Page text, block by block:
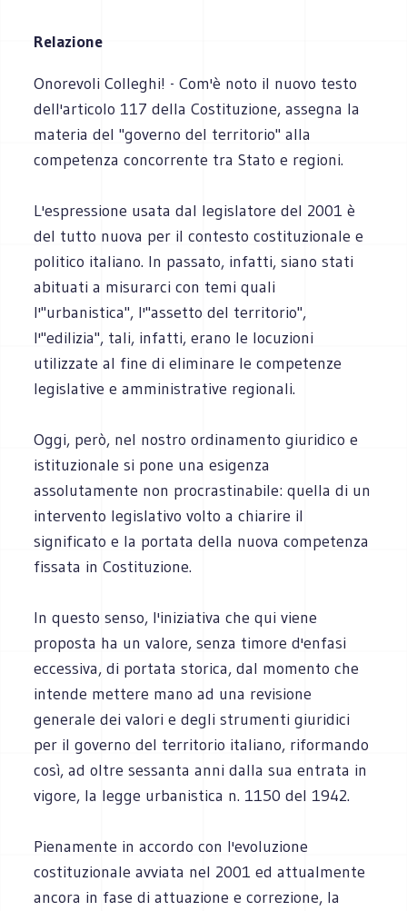
Relazione
Onorevoli Colleghi! - Com'è noto il nuovo testo
dell'articolo 117 della Costituzione, assegna la
materia del "governo del territorio" alla
competenza concorrente tra Stato e regioni.
L'espressione usata dal legislatore del 2001 è
del tutto nuova per il contesto costituzionale e
politico italiano. In passato, infatti, siano stati
abituati a misurarci con temi quali
l'"urbanistica", l'"assetto del territorio",
l'"edilizia", tali, infatti, erano le locuzioni
utilizzate al fine di eliminare le competenze
legislative e amministrative regionali.
Oggi, però, nel nostro ordinamento giuridico e
istituzionale si pone una esigenza
assolutamente non procrastinabile: quella di un
intervento legislativo volto a chiarire il
significato e la portata della nuova competenza
fissata in Costituzione.
In questo senso, l'iniziativa che qui viene
proposta ha un valore, senza timore d'enfasi
eccessiva, di portata storica, dal momento che
intende mettere mano ad una revisione
generale dei valori e degli strumenti giuridici
per il governo del territorio italiano, riformando
così, ad oltre sessanta anni dalla sua entrata in
vigore, la legge urbanistica n. 1150 del 1942.
Pienamente in accordo con l'evoluzione
costituzionale avviata nel 2001 ed attualmente
ancora in fase di attuazione e correzione, la